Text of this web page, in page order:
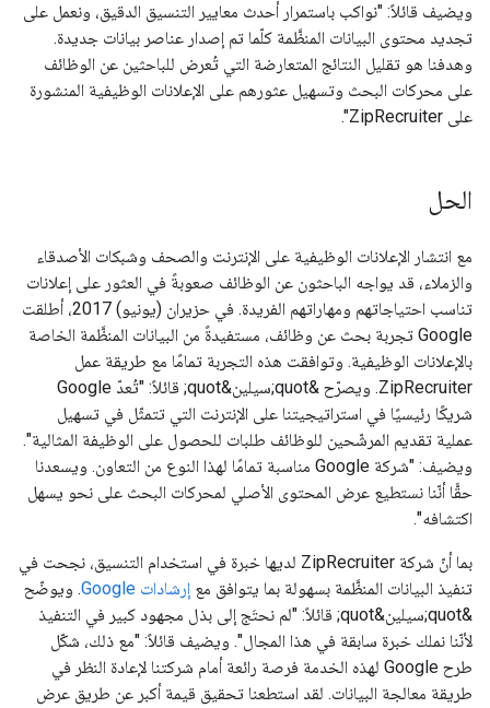
ويضيف قائلاً: "نواكب باستمرار أحدث معايير التنسيق الدقيق، ونعمل على
تجديد محتوى البيانات المنظَّمة كلّما تم إصدار عناصر بيانات جديدة.
وهدفنا هو تقليل النتائج المتعارضة التي تُعرض للباحثين عن الوظائف
على محركات البحث وتسهيل عثورهم على الإعلانات الوظيفية المنشورة
على ZipRecruiter".
الحل
مع انتشار الإعلانات الوظيفية على الإنترنت والصحف وشبكات الأصدقاء
والزملاء، قد يواجه الباحثون عن الوظائف صعوبةً في العثور على إعلانات
تناسب احتياجاتهم ومهاراتهم الفريدة. في حزيران (يونيو) 2017، أطلقت
Google تجربة بحث عن وظائف، مستفيدةً من البيانات المنظَّمة الخاصة
بالإعلانات الوظيفية. وتوافقت هذه التجربة تمامًا مع طريقة عمل
ZipRecruiter. ويصرّح &quot;سيلين&quot; قائلاً: "تُعدّ Google
شريكًا رئيسيًا في استراتيجيتنا على الإنترنت التي تتمثّل في تسهيل
عملية تقديم المرشّحين للوظائف طلبات للحصول على الوظيفة المثالية".
ويضيف: "شركة Google مناسبة تمامًا لهذا النوع من التعاون. ويسعدنا
حقًّا أنّنا نستطيع عرض المحتوى الأصلي لمحركات البحث على نحو يسهل
اكتشافه".
بما أنّ شركة ZipRecruiter لديها خبرة في استخدام التنسيق، نجحت في
تنفيذ البيانات المنظَّمة بسهولة بما يتوافق مع إرشادات Google
. ويوضّح
&quot;سيلين&quot; قائلاً: "لم نحتَج إلى بذل مجهود كبير في التنفيذ
لأنّنا نملك خبرة سابقة في هذا المجال". ويضيف قائلاً: "مع ذلك، شكّل
طرح Google لهذه الخدمة فرصة رائعة أمام شركتنا لإعادة النظر في
طريقة معالجة البيانات. لقد استطعنا تحقيق قيمة أكبر عن طريق عرض